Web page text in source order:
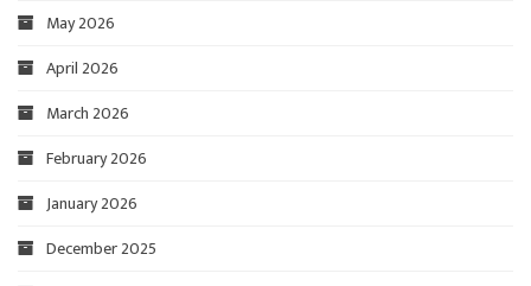
May 2026
April 2026
March 2026
February 2026
January 2026
December 2025